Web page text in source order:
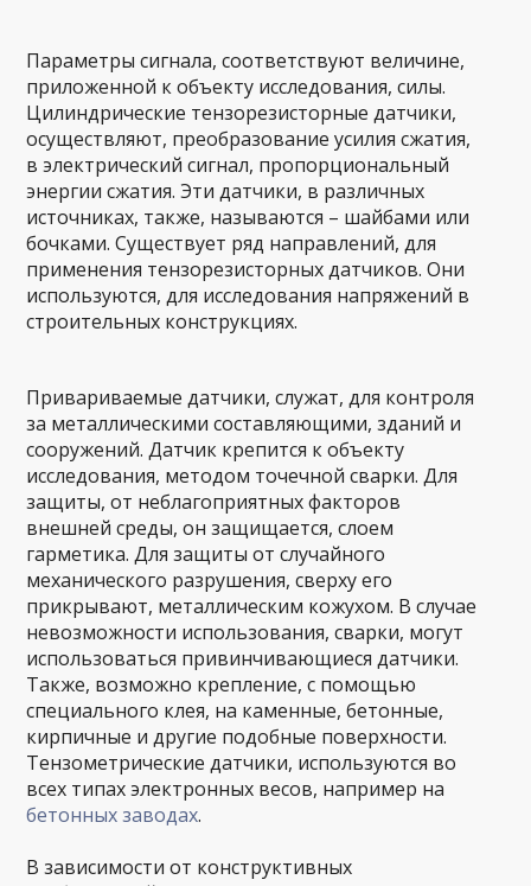
Параметры сигнала, соответствуют величине,
приложенной к объекту исследования, силы.
Цилиндрические тензорезисторные датчики,
осуществляют, преобразование усилия сжатия,
в электрический сигнал, пропорциональный
энергии сжатия. Эти датчики, в различных
источниках, также, называются – шайбами или
бочками. Существует ряд направлений, для
применения тензорезисторных датчиков. Они
используются, для исследования напряжений в
строительных конструкциях.
Привариваемые датчики, служат, для контроля
за металлическими составляющими, зданий и
сооружений. Датчик крепится к объекту
исследования, методом точечной сварки. Для
защиты, от неблагоприятных факторов
внешней среды, он защищается, слоем
гарметика. Для защиты от случайного
механического разрушения, сверху его
прикрывают, металлическим кожухом. В случае
невозможности использования, сварки, могут
использоваться привинчивающиеся датчики.
Также, возможно крепление, с помощью
специального клея, на каменные, бетонные,
кирпичные и другие подобные поверхности.
Тензометрические датчики, используются во
всех типах электронных весов, например на
бетонных заводах.
В зависимости от конструктивных